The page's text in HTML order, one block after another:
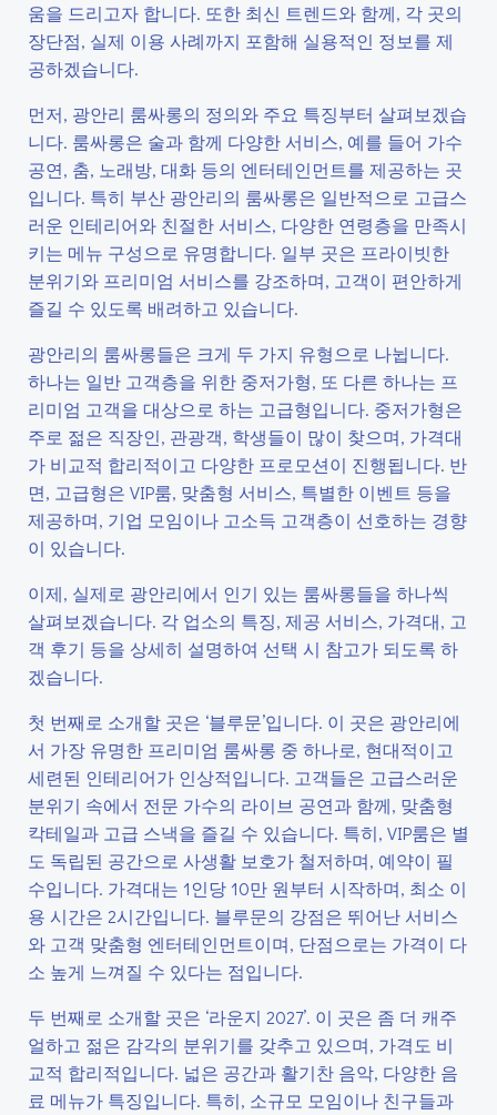
움을 드리고자 합니다. 또한 최신 트렌드와 함께, 각 곳의
장단점, 실제 이용 사례까지 포함해 실용적인 정보를 제
공하겠습니다.
먼저, 광안리 룸싸롱의 정의와 주요 특징부터 살펴보겠습
니다. 룸싸롱은 술과 함께 다양한 서비스, 예를 들어 가수
공연, 춤, 노래방, 대화 등의 엔터테인먼트를 제공하는 곳
입니다. 특히 부산 광안리의 룸싸롱은 일반적으로 고급스
러운 인테리어와 친절한 서비스, 다양한 연령층을 만족시
키는 메뉴 구성으로 유명합니다. 일부 곳은 프라이빗한
분위기와 프리미엄 서비스를 강조하며, 고객이 편안하게
즐길 수 있도록 배려하고 있습니다.
광안리의 룸싸롱들은 크게 두 가지 유형으로 나뉩니다.
하나는 일반 고객층을 위한 중저가형, 또 다른 하나는 프
리미엄 고객을 대상으로 하는 고급형입니다. 중저가형은
주로 젊은 직장인, 관광객, 학생들이 많이 찾으며, 가격대
가 비교적 합리적이고 다양한 프로모션이 진행됩니다. 반
면, 고급형은 VIP룸, 맞춤형 서비스, 특별한 이벤트 등을
제공하며, 기업 모임이나 고소득 고객층이 선호하는 경향
이 있습니다.
이제, 실제로 광안리에서 인기 있는 룸싸롱들을 하나씩
살펴보겠습니다. 각 업소의 특징, 제공 서비스, 가격대, 고
객 후기 등을 상세히 설명하여 선택 시 참고가 되도록 하
겠습니다.
첫 번째로 소개할 곳은 ‘블루문’입니다. 이 곳은 광안리에
서 가장 유명한 프리미엄 룸싸롱 중 하나로, 현대적이고
세련된 인테리어가 인상적입니다. 고객들은 고급스러운
분위기 속에서 전문 가수의 라이브 공연과 함께, 맞춤형
칵테일과 고급 스낵을 즐길 수 있습니다. 특히, VIP룸은 별
도 독립된 공간으로 사생활 보호가 철저하며, 예약이 필
수입니다. 가격대는 1인당 10만 원부터 시작하며, 최소 이
용 시간은 2시간입니다. 블루문의 강점은 뛰어난 서비스
와 고객 맞춤형 엔터테인먼트이며, 단점으로는 가격이 다
소 높게 느껴질 수 있다는 점입니다.
두 번째로 소개할 곳은 ‘라운지 2027’. 이 곳은 좀 더 캐주
얼하고 젊은 감각의 분위기를 갖추고 있으며, 가격도 비
교적 합리적입니다. 넓은 공간과 활기찬 음악, 다양한 음
료 메뉴가 특징입니다. 특히, 소규모 모임이나 친구들과